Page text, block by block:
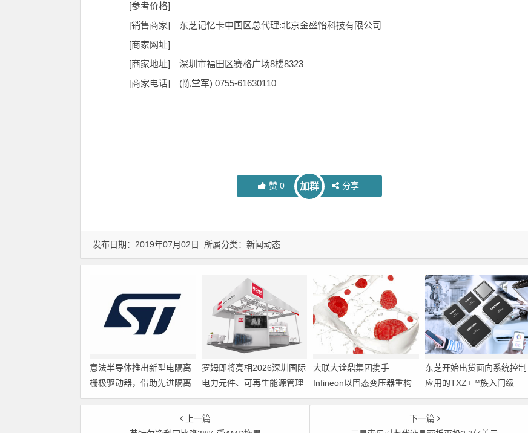
[参考价格]
[销售商家] 东芝记忆卡中国区总代理:北京金盛怡科技有限公司
[商家网址]
[商家地址] 深圳市福田区赛格广场8楼8323
[商家电话] (陈堂军) 0755-61630110
赞0 加群 分享
发布日期：2019年07月02日 所属分类： 新闻动态
意法半导体推出新型电隔离
栅极驱动器，借助先进隔离
技术简化电源设计
罗姆即将亮相2026深圳国际
电力元件、可再生能源管理
展览会暨研讨会
大联大诠鼎集团携手
Infineon以固态变压器重构
配电效率新标杆
东芝开始出货面向系统控制
应用的TXZ+™族入门级
M4V组（搭载Arm
Cortex‑M4内核的标准微控
制器）工程样品
上一篇
下一篇